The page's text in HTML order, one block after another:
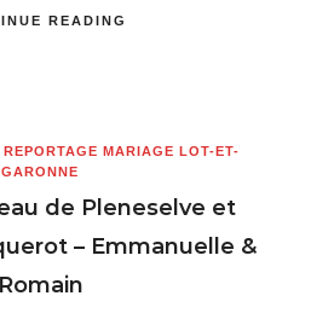
READING
REPORTAGE MARIAGE LOT-ET-
GARONNE
de Pleneselve et
– Emmanuelle &
Romain